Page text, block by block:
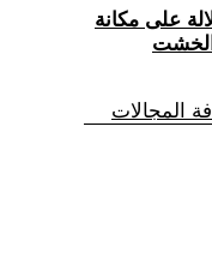
على مكانة
الخشت
المجالات